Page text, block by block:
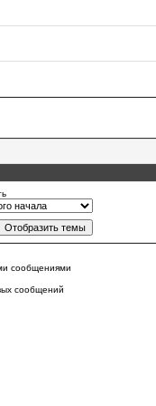
сообщениями
сообщений